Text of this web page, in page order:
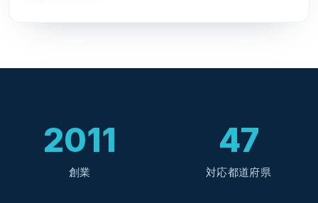
2011
創業
47
対応都道府県